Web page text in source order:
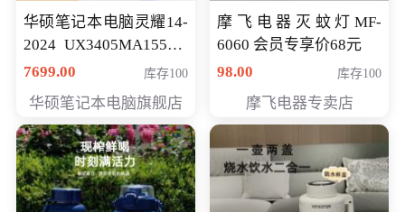
华硕笔记本电脑灵耀14-
2024 UX3405MA155夜
空蓝 oled 智慧轻薄本 会
7699.00 库存100
华硕笔记本电脑旗舰店
摩飞电器灭蚊灯MF-
6060 会员专享价68元
98.00
库存100
摩飞电器专卖店